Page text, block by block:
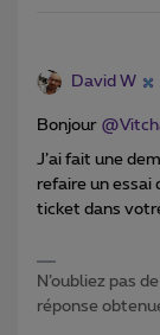
David W
Bonjour
J’ai fait une
refaire un essai
ticket dans
N’oubliez pas
réponse